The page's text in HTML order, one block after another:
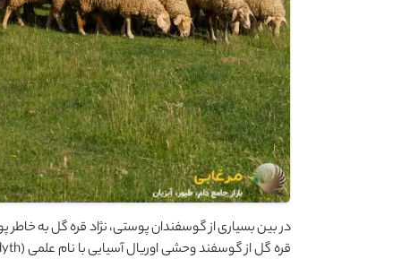
در بین بسیاری از گوسفندان پوستی، نژاد قره گل به